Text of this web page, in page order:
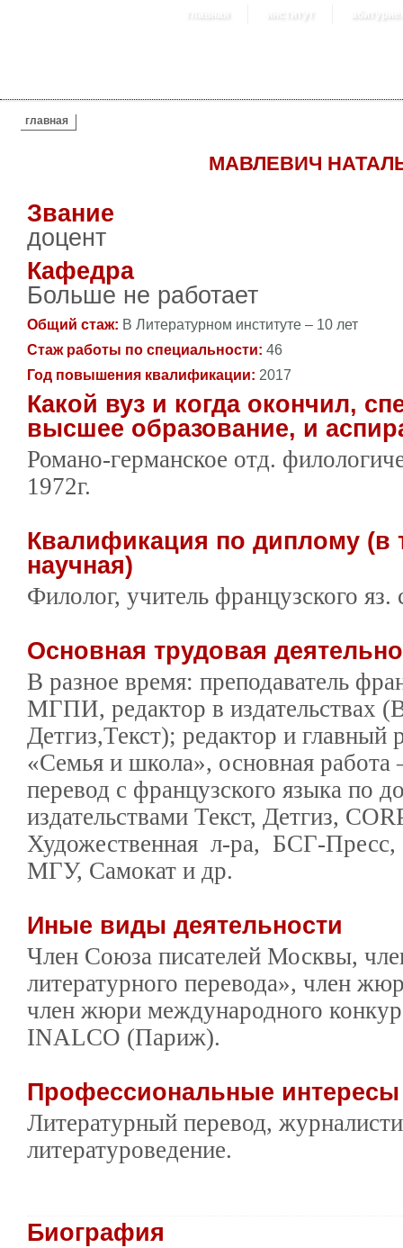
главная институт
ВЫ ЗДЕСЬ
главная
МАВЛЕВИЧ
Звание
доцент
Кафедра
Больше не работает
Общий стаж: В Литературном институте – 10 лет
Стаж работы по специальности: 46
Год повышения квалификации: 2017
Какой вуз и когда окончил,
высшее образование, и
Романо-германское отд.
1972г.
Квалификация по диплому (в
научная)
Филолог, учитель французского
Основная трудовая
В разное время: преподаватель
МГПИ, редактор в издательствах
Детгиз,Текст); редактор и главный
«Семья и школа», основная работа
перевод с французского языка по
издательствами Текст, Детгиз,
Художественная л-ра, БСГ-Пресс,
МГУ, Самокат и др.
Иные виды деятельности
Член Союза писателей Москвы,
литературного перевода», член
член жюри международного
INALCO (Париж).
Профессиональные
Литературный перевод,
литературоведение.
Биография